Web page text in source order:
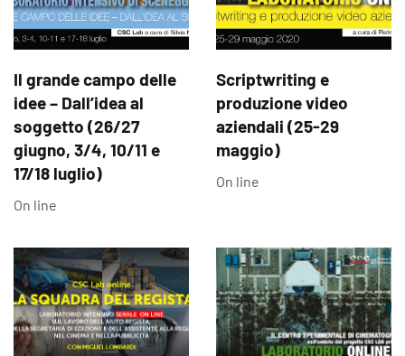
Il grande campo delle
idee – Dall’idea al
soggetto (26/27
giugno, 3/4, 10/11 e
17/18 luglio)
On line
Scriptwriting e
produzione video
aziendali (25-29
maggio)
On line